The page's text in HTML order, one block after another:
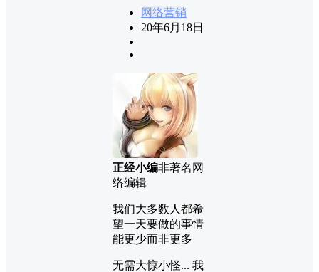
网络营销
20年6月18日
正经小编非著名网
络编辑
我们大多数人都希
望一天要做的事情
能更少而非更多
无需大惊小怪... 我